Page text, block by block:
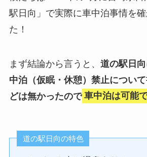
駅日向」で実際に車中泊事情を
た！
まず結論から言うと、 道の駅日
中泊（仮眠・休憩）禁止につい
どは無かったので 車中泊は可能で
道の駅日向の特色